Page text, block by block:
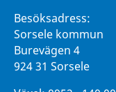
Besöksadress:
Sorsele kommun
Burevägen 4
924 31 Sorsele